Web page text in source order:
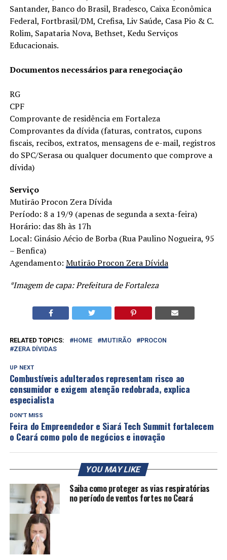
Santander, Banco do Brasil, Bradesco, Caixa Econômica
Federal, Fortbrasil/DM, Crefisa, Liv Saúde, Casa Pio & C.
Rolim, Sapataria Nova, Bethset, Kedu Serviços
Educacionais.
Documentos necessários para renegociação
RG
CPF
Comprovante de residência em Fortaleza
Comprovantes da dívida (faturas, contratos, cupons
fiscais, recibos, extratos, mensagens de e-mail, registros
do SPC/Serasa ou qualquer documento que comprove a
dívida)
Serviço
Mutirão Procon Zera Dívida
Período: 8 a 19/9 (apenas de segunda a sexta-feira)
Horário: das 8h às 17h
Local: Ginásio Aécio de Borba (Rua Paulino Nogueira, 95
– Benfica)
Agendamento: Mutirão Procon Zera Dívida
*Imagem de capa: Prefeitura de Fortaleza
RELATED TOPICS: HOME MUTIRÃO
PROCON
ZERA DÍVIDAS
UP NEXT
Combustíveis adulterados representam risco ao
consumidor e exigem atenção redobrada, explica
especialista
DON'T MISS
Feira do Empreendedor e Siará Tech Summit fortalecem
o Ceará como polo de negócios e inovação
YOU MAY LIKE
Saiba como proteger as vias respiratórias
no período de ventos fortes no Ceará